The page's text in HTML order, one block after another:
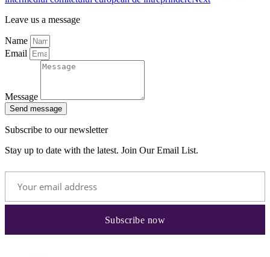
Leave us a message
Name
Email
Message
Send message
Subscribe to our newsletter
Stay up to date with the latest. Join Our Email List.